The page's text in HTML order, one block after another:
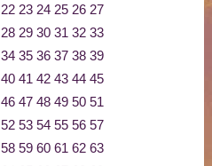
22 23 24 25 26 27
28 29 30 31 32 33
34 35 36 37 38 39
40 41 42 43 44 45
46 47 48 49 50 51
52 53 54 55 56 57
58 59 60 61 62 63